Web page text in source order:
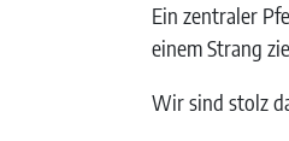
Ein zentraler
einem Strang
Wir sind stolz